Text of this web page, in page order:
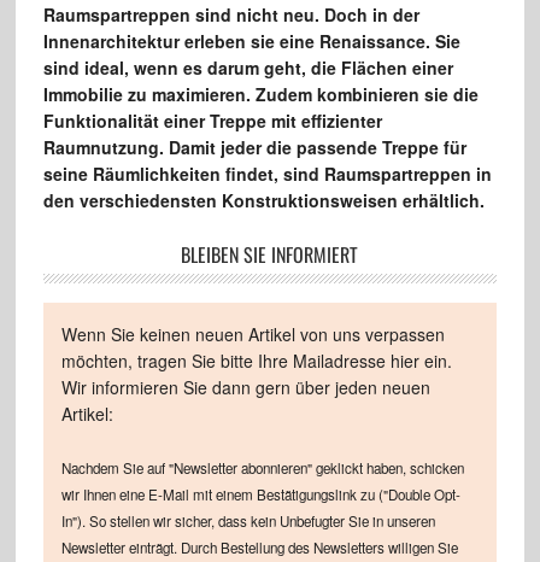
Raumspartreppen sind nicht neu. Doch in der
Innenarchitektur erleben sie eine Renaissance. Sie
sind ideal, wenn es darum geht, die Flächen einer
Immobilie zu maximieren. Zudem kombinieren sie die
Funktionalität einer Treppe mit effizienter
Raumnutzung. Damit jeder die passende Treppe für
seine Räumlichkeiten findet, sind Raumspartreppen in
den verschiedensten Konstruktionsweisen erhältlich.
BLEIBEN SIE INFORMIERT
Wenn Sie keinen neuen Artikel von uns verpassen
möchten, tragen Sie bitte Ihre Mailadresse hier ein.
Wir informieren Sie dann gern über jeden neuen
Artikel:
Nachdem Sie auf "Newsletter abonnieren" geklickt haben, schicken
wir Ihnen eine E-Mail mit einem Bestätigungslink zu ("Double Opt-
In"). So stellen wir sicher, dass kein Unbefugter Sie in unseren
Newsletter einträgt. Durch Bestellung des Newsletters willigen Sie